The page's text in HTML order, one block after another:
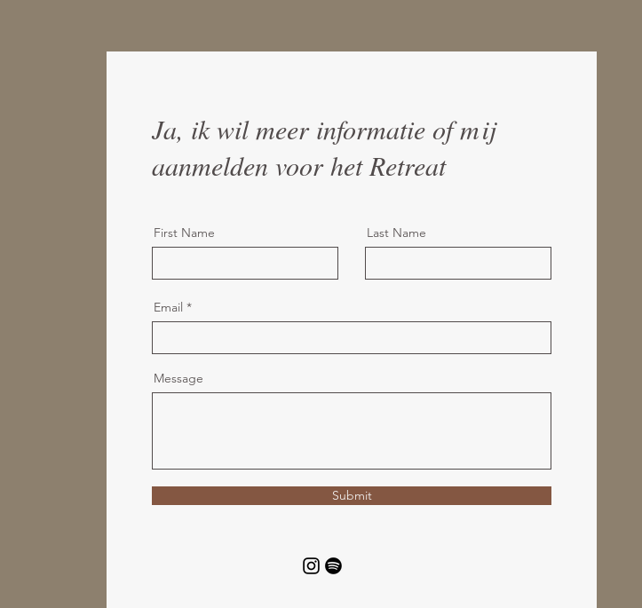
Ja, ik wil meer informatie of mij
aanmelden voor het Retreat
First Name Last Name
Email
Message
Submit